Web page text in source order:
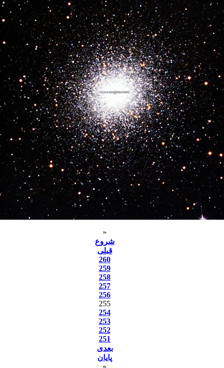
«
شروع
قبلی
260
259
258
257
256
255
254
253
252
251
بعدی
پایان
»